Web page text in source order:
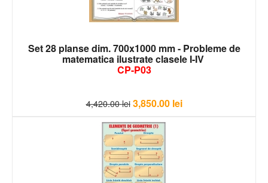
Set 28 planse dim. 700x1000 mm - Probleme de
matematica ilustrate clasele I-IV
CP-P03
4,420.00 lei 3,850.00 lei